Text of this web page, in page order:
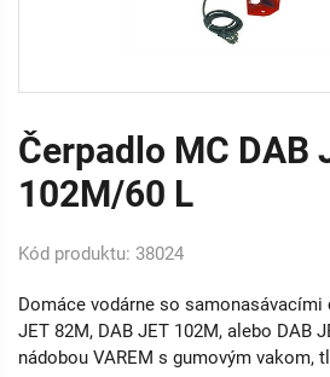
Čerpadlo MC DAB
102M/60 L
Kód produktu: 38024
Domáce vodárne so samonasávacími
JET 82M, DAB JET 102M, alebo DAB
nádobou VAREM s gumovým vakom,